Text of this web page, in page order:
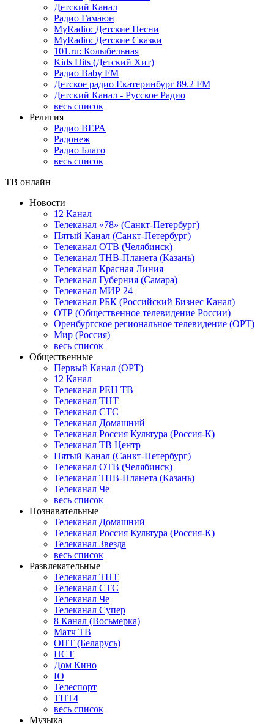
Детский Канал
Радио Гамаюн
MyRadio: Детские Песни
MyRadio: Детские Сказки
101.ru: Колыбельная
Kids Hits (Детский Хит)
Радио Baby FM
Детское радио Екатеринбург 89.2 FM
Детский Канал - Русское Радио
весь список
Религия
Радио ВЕРА
Радонеж
Радио Благо
весь список
ТВ онлайн
Новости
12 Канал
Телеканал «78» (Санкт-Петербург)
Пятый Канал (Санкт-Петербург)
Телеканал ОТВ (Челябинск)
Телеканал ТНВ-Планета (Казань)
Телеканал Красная Линия
Телеканал Губерния (Самара)
Телеканал МИР 24
Телеканал РБК (Российский Бизнес Канал)
ОТР (Общественное телевидение России)
Оренбургское региональное телевидение (ОРТ)
Мир (Россия)
весь список
Общественные
Первый Канал (ОРТ)
12 Канал
Телеканал РЕН ТВ
Телеканал ТНТ
Телеканал СТС
Телеканал Домашний
Телеканал Россия Культура (Россия-К)
Телеканал ТВ Центр
Пятый Канал (Санкт-Петербург)
Телеканал ОТВ (Челябинск)
Телеканал ТНВ-Планета (Казань)
Телеканал Че
весь список
Познавательные
Телеканал Домашний
Телеканал Россия Культура (Россия-К)
Телеканал Звезда
весь список
Развлекательные
Телеканал ТНТ
Телеканал СТС
Телеканал Че
Телеканал Супер
8 Канал (Восьмерка)
Матч ТВ
ОНТ (Беларусь)
НСТ
Дом Кино
Ю
Телеспорт
ТНТ4
весь список
Музыка